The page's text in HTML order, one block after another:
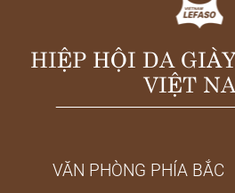
HIỆP HỘI DA
VIỆT
VĂN PHÒNG PHÍA BẮC